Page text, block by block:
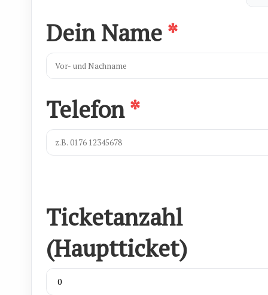
Dein Name
Telefon
Ticketanzahl
(Hauptticket)